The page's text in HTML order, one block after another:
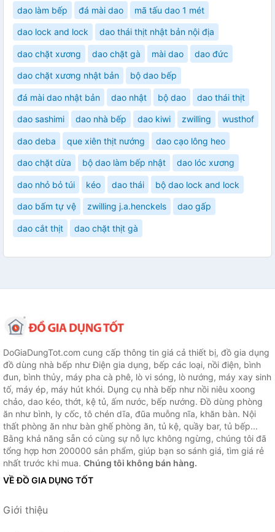
dao làm bếp đá mài dao mã tấu dao 1 mét
dao lock and lock dao thái thịt nhật bản nội địa
dao chặt xương dao chặt gà mài dao dao đức
dao chặt xương nhật bản bộ dao bếp
đá mài dao nhật bản dao nhật bộ dao dao thái thịt
dao sashimi dao nhà bếp dao kiwi zwilling wusthof
dao deba que xiên thịt nướng dao cạo lông heo
dao chặt dừa bộ dao làm bếp nhật dao lóc xương
dao nhỏ bỏ túi kéo dao thái bộ dao lock and lock
dao bấm tự vệ zwilling j.a.henckels dao gấp
dao cắt thịt dao chặt thịt gà
DoGiaDungTot.com cung cấp thông tin giá cả thiết bị, đồ gia dụng
đồ dùng nhà bếp như Điện gia dụng, bếp các loại, nồi điện, bình
đun, bình thủy, máy pha cà phê, lò vi sóng, lò nướng, máy xay sinh
tố, máy ép, máy hút khói. Dụng cụ nhà bếp như nồi niêu xoong
chảo, dao kéo, thớt, kệ tủ, ấm nước, bếp nướng. Đồ dùng phòng
ăn như bình, ly cốc, tô chén dĩa, đũa muỗng nĩa, khăn bàn. Nội
thất phòng ăn như bàn ghế phòng ăn, tủ kệ, quầy bar, tủ bếp...
Bằng khả năng sẵn có cùng sự nỗ lực không ngừng, chúng tôi đã
tổng hợp hơn 200000 sản phẩm, giúp bạn so sánh giá, tìm giá rẻ
nhất trước khi mua. Chúng tôi không bán hàng.
VỀ ĐỒ GIA DỤNG TỐT
Giới thiệu